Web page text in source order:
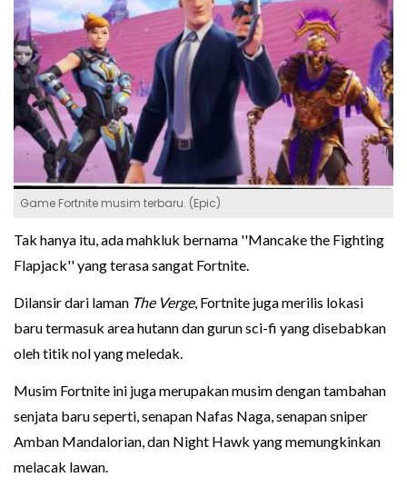
Game Fortnite musim terbaru. (Epic)
Tak hanya itu, ada mahkluk bernama ''Mancake the Fighting
Flapjack'' yang terasa sangat Fortnite.
Dilansir dari laman The Verge, Fortnite juga merilis lokasi
baru termasuk area hutann dan gurun sci-fi yang disebabkan
oleh titik nol yang meledak.
Musim Fortnite ini juga merupakan musim dengan tambahan
senjata baru seperti, senapan Nafas Naga, senapan sniper
Amban Mandalorian, dan Night Hawk yang memungkinkan
melacak lawan.